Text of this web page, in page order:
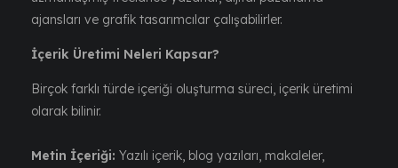
ajansları ve grafik tasarımcılar çalışabilirler.
İçerik Üretimi Neleri Kapsar?
Birçok farklı türde içeriği oluşturma süreci, içerik üretimi
olarak bilinir.
Metin İçeriği: Yazılı içerik, blog yazıları, makaleler,